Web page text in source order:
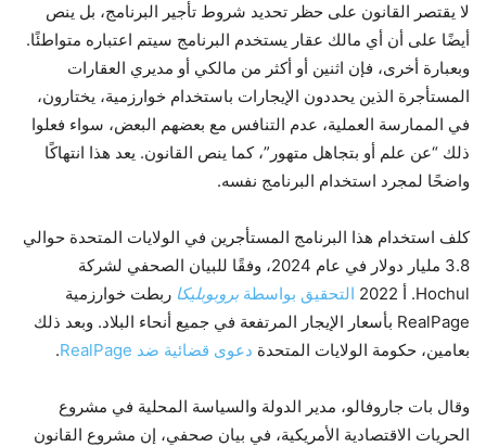
لا يقتصر القانون على حظر تحديد شروط تأجير البرنامج، بل ينص
أيضًا على أن أي مالك عقار يستخدم البرنامج سيتم اعتباره متواطئًا.
وبعبارة أخرى، فإن اثنين أو أكثر من مالكي أو مديري العقارات
المستأجرة الذين يحددون الإيجارات باستخدام خوارزمية، يختارون،
في الممارسة العملية، عدم التنافس مع بعضهم البعض، سواء فعلوا
ذلك “عن علم أو بتجاهل متهور”، كما ينص القانون. يعد هذا انتهاكًا
واضحًا لمجرد استخدام البرنامج نفسه.
كلف استخدام هذا البرنامج المستأجرين في الولايات المتحدة حوالي
3.8 مليار دولار في عام 2024، وفقًا للبيان الصحفي لشركة
Hochul. أ 2022
التحقيق بواسطة بروبوبليكا ربطت خوارزمية
RealPage بأسعار الإيجار المرتفعة في جميع أنحاء البلاد. وبعد ذلك
بعامين، حكومة الولايات المتحدة دعوى قضائية ضد RealPage .
وقال بات جاروفالو، مدير الدولة والسياسة المحلية في مشروع
الحريات الاقتصادية الأمريكية، في بيان صحفي، إن مشروع القانون